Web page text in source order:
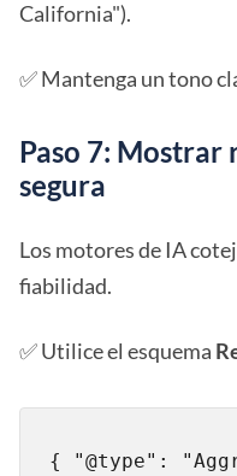
California").
✅ Mantenga un tono
Paso 7: Mostrar
segura
Los motores de IA
fiabilidad.
✅ Utilice el esquema
{ "@type":